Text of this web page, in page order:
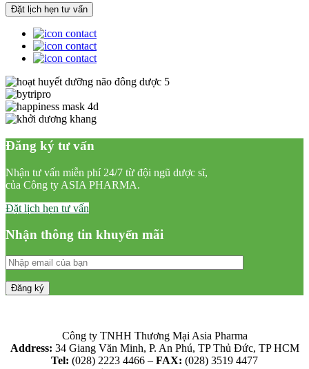
Đăng ký tư vấn
Nhận tư vấn miễn phí 24/7 từ đội ngũ dược sĩ,
của Công ty ASIA PHARMA.
Đặt lịch hẹn tư vấn
Nhận thông tin khuyến mãi
Công ty TNHH Thương Mại Asia Pharma
Address: 34 Giang Văn Minh, P. An Phú, TP Thủ Đức, TP HCM
Tel: (028) 2223 4466 – FAX: (028) 3519 4477